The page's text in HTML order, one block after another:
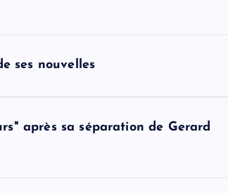
ses nouvelles
après sa séparation de Gerard